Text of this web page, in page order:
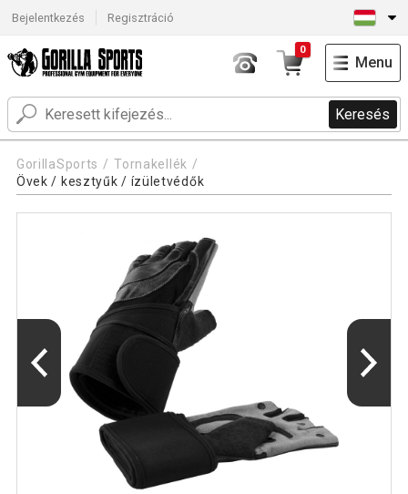
Bejelentkezés Regisztráció
Keresés
0
Menu
GorillaSports
Tornakellék
Övek / kesztyűk / ízületvédők